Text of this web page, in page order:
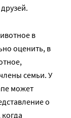
в
оценить, в
семьи. У
может
о